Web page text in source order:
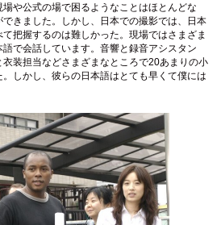
や公式の場で困るようなことはほとんどな
きました。しかし、日本での撮影では、日本
把握するのは難しかった。現場ではさまざま
で会話しています。音響と録音アシスタン
衣装担当などさまざまなところで20あまりの小
しかし、彼らの日本語はとても早くて僕には